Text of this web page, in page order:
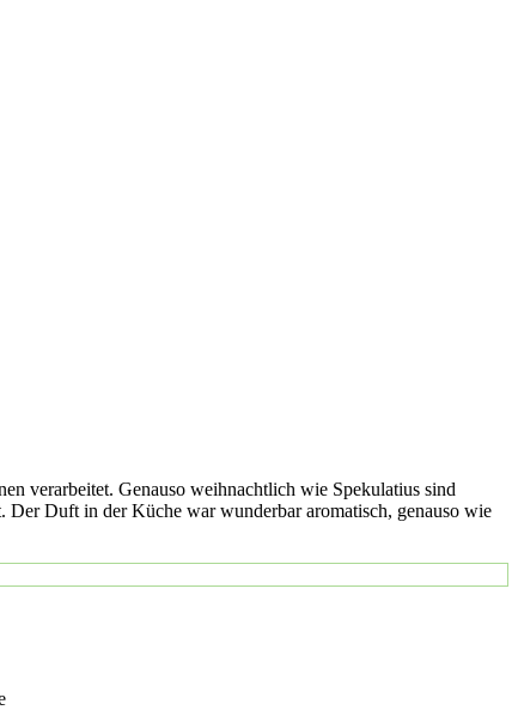
verarbeitet. Genauso weihnachtlich wie Spekulatius sind
Duft in der Küche war wunderbar aromatisch, genauso wie